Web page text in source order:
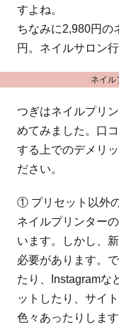
すよね。
ちなみに2,980円の
円。ネイルサロン
ネイル
つぎはネイルプリ
めてみました。口
する上でのデメリ
ださい。
① プリセット以外
ネイルプリンター
います。しかし、
必要があります。
たり、Instagramな
ットしたり、サイ
色々あったりしま